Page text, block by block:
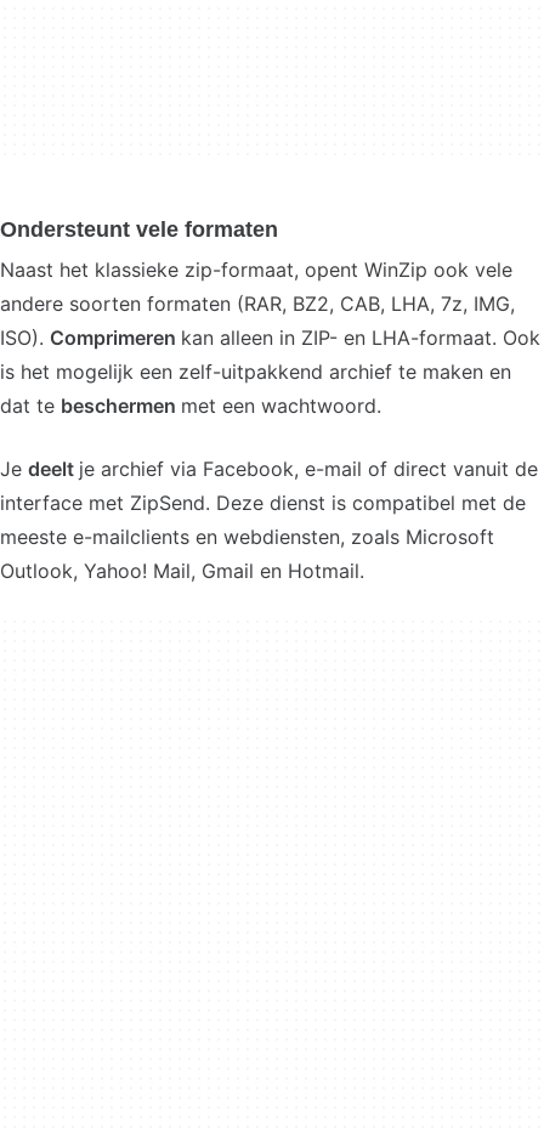
Ondersteunt vele formaten
Naast het klassieke zip-formaat, opent WinZip ook vele
andere soorten formaten (RAR, BZ2, CAB, LHA, 7z, IMG,
ISO). Comprimeren kan alleen in ZIP- en LHA-formaat. Ook
is het mogelijk een zelf-uitpakkend archief te maken en
dat te beschermen met een wachtwoord.
Je deelt je archief via Facebook, e-mail of direct vanuit de
interface met ZipSend. Deze dienst is compatibel met de
meeste e-mailclients en webdiensten, zoals Microsoft
Outlook, Yahoo! Mail, Gmail en Hotmail.